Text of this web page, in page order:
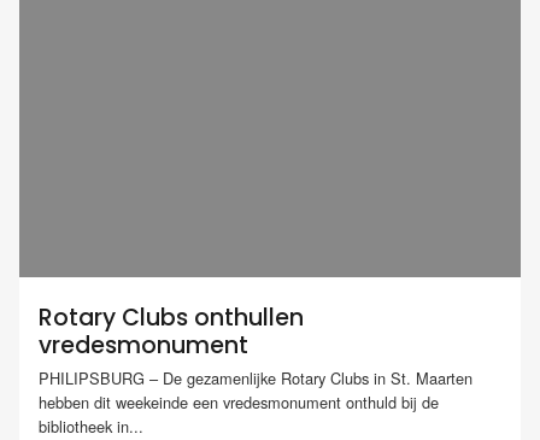
Rotary Clubs onthullen
vredesmonument
PHILIPSBURG – De gezamenlijke Rotary Clubs in St. Maarten
hebben dit weekeinde een vredesmonument onthuld bij de
bibliotheek in...